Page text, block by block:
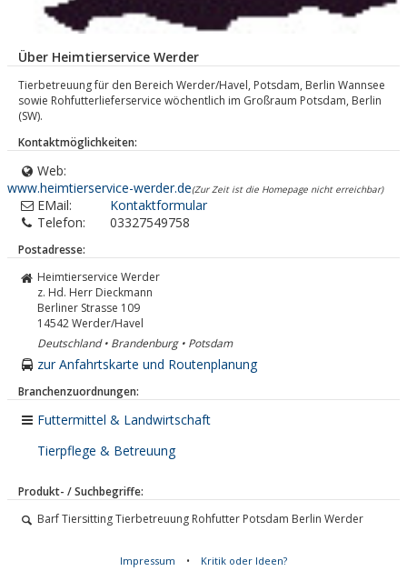
Über Heimtierservice Werder
Tierbetreuung für den Bereich Werder/Havel, Potsdam, Berlin Wannsee
sowie Rohfutterlieferservice wöchentlich im Großraum Potsdam, Berlin
(SW).
Kontaktmöglichkeiten:
Web:
www.heimtierservice-werder.de(Zur Zeit ist die Homepage nicht erreichbar)
EMail:
Kontaktformular
Telefon:
03327549758
Postadresse:
Heimtierservice Werder
z. Hd. Herr Dieckmann
Berliner Strasse 109
14542Werder/Havel
Deutschland • Brandenburg • Potsdam
zur Anfahrtskarte und Routenplanung
Branchenzuordnungen:
Futtermittel & Landwirtschaft
Tierpflege & Betreuung
Produkt- / Suchbegriffe:
Barf Tiersitting Tierbetreuung Rohfutter Potsdam Berlin Werder
Impressum • Kritik oder Ideen?